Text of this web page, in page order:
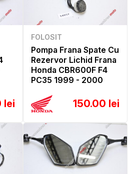
lei
FOLOSIT
Pompa Frana Spate Cu
Rezervor Lichid Frana
Honda CBR600F F4
PC35 1999 - 2000
150.00 lei